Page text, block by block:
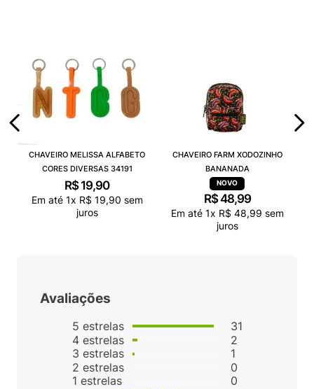
CHAVEIRO MELISSA ALFABETO
CORES DIVERSAS 34191
R$ 19,90
Em até 1x R$ 19,90 sem
juros
CHAVEIRO FARM XODOZINHO
BANANADA
R$48,99
Em até 1x R$ 48,99 sem
juros
Avaliações
5 estrelas
4estrelas
3 estrelas
2 estrelas
1 estrelas
31
2
1
0
0